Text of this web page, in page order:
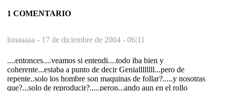
1 COMENTARIO
lunaaaaa - 17 de diciembre de 2004 - 06:11
....entonces....veamos si entendi....todo iba bien y
coherente...estaba a punto de decir Geniallllllll...pero de
repente..solo los hombre son maquinas de follar?.....y nosotras
que?...solo de reproducir?.....peron...ando aun en el rollo